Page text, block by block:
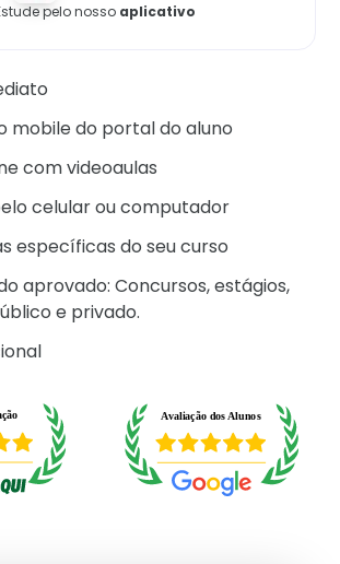
pelo nosso aplicativo
mobile do portal do aluno
com videoaulas
celular ou computador
específicas do seu curso
aprovado: Concursos, estágios,
e privado.